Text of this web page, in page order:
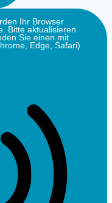
Ihr Browser
Bitte aktualisieren
Sie einen mit
Edge, Safari).